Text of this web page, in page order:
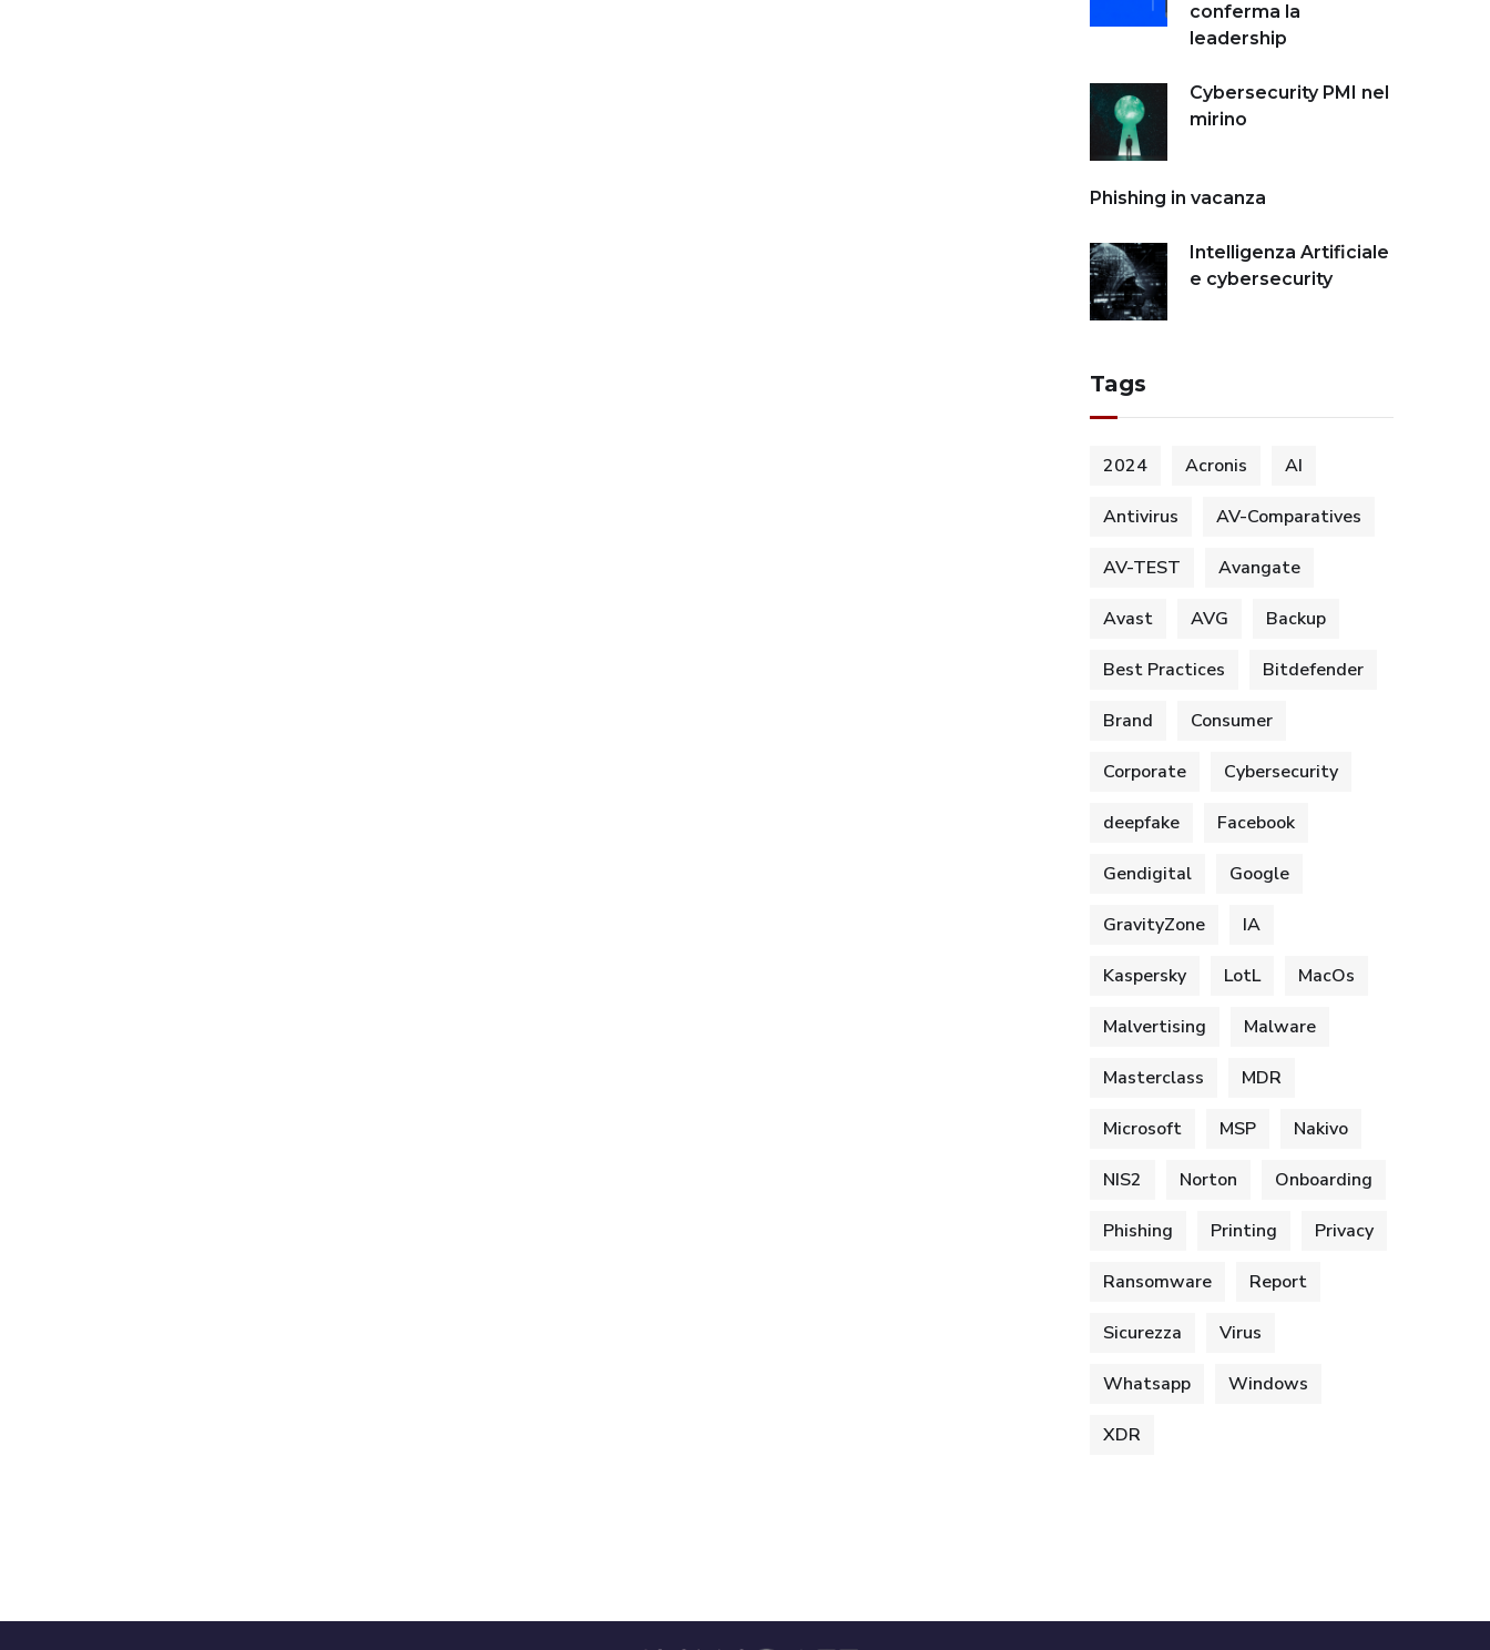
conferma la
leadership
Cybersecurity PMI nel
mirino
Phishing in vacanza
Intelligenza Artificiale
e cybersecurity
Tags
2024 Acronis AI
Antivirus AV-Comparatives
AV-TEST Avangate
Avast AVG Backup
Best Practices Bitdefender
Brand Consumer
Corporate Cybersecurity
deepfake Facebook
Gendigital Google
GravityZone IA
Kaspersky LotL MacOs
Malvertising Malware
Masterclass MDR
Microsoft MSP Nakivo
NIS2 Norton Onboarding
Phishing Printing Privacy
Ransomware Report
Sicurezza Virus
Whatsapp Windows
XDR